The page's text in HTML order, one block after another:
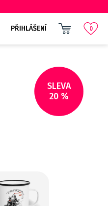
PŘIHLÁŠENÍ 0
SLEVA
20 %